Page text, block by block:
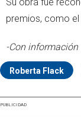
premios, como el
-Con información
Roberta Flack
PUBLICIDAD